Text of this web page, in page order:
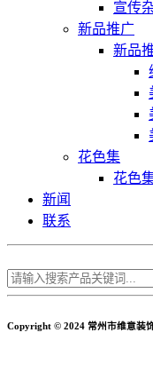
宣传
新品推广
新品
花色集
花色
新闻
联系
Copyright © 2024 常州市维意装